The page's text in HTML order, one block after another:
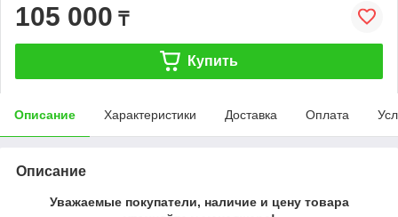
105 000 ₸
Купить
Описание Характеристики Доставка Оплата
Описание
Уважаемые покупатели, наличие и цену товара